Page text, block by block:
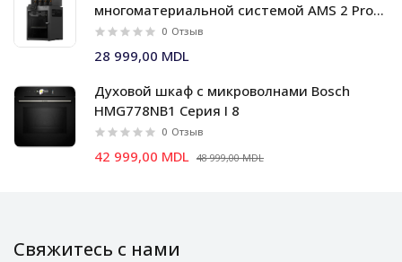
многоматериальной системой AMS 2 Pro
Bambu Lab X2D Combo
0 Отзыв
28 999,00 MDL
Духовой шкаф c микроволнами Bosch
HMG778NB1 Серия I 8
0 Отзыв
42 999,00 MDL 48 999,00 MDL
Свяжитесь с нами